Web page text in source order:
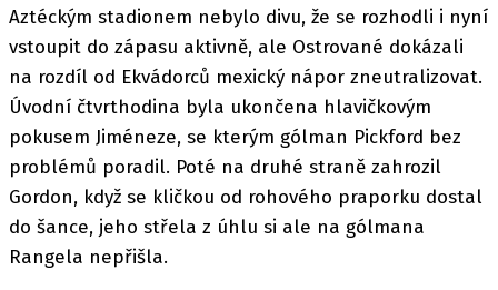
Aztéckým stadionem nebylo divu, že se rozhodli i nyní
vstoupit do zápasu aktivně, ale Ostrované dokázali
na rozdíl od Ekvádorců mexický nápor zneutralizovat.
Úvodní čtvrthodina byla ukončena hlavičkovým
pokusem Jiméneze, se kterým gólman Pickford bez
problémů poradil. Poté na druhé straně zahrozil
Gordon, když se kličkou od rohového praporku dostal
do šance, jeho střela z úhlu si ale na gólmana
Rangela nepřišla.